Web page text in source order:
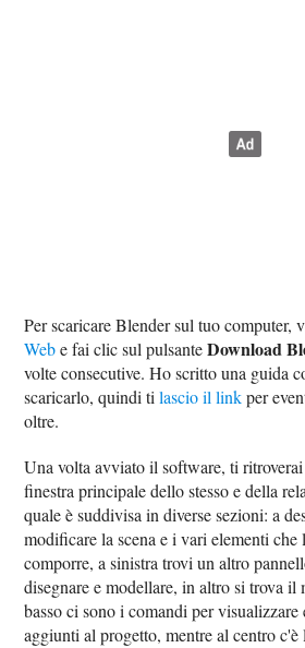
Per scaricare Blender sul tuo computer,
Webe fai clic sul pulsanteDownload
volte consecutive. Ho scritto una guida
scaricarlo, quindi tilascio il linkper
oltre.
Una volta avviato il software, ti
finestra principale dello stesso e della
quale è suddivisa in diverse sezioni: a
modificare la scena e i vari elementi che
comporre, a sinistra trovi un altro
disegnare e modellare, in altro si trova
basso ci sono i comandi per
aggiunti al progetto, mentre al centro c'è